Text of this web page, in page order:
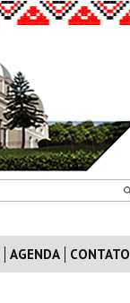
AGENDA CONTATO